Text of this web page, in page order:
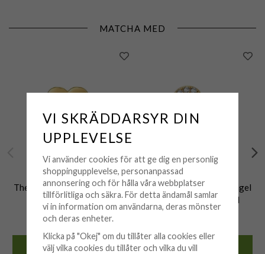
MATCHA MED
THE BOTILDA
The Botilda - Örhänge Singel
Bokstav C Hjärta Guld
149 kr
KÖP
THE BOTILDA
The Botilda - Örhänge Singel
Bokstav C Kontur Guld
KÖP
VI SKRÄDDARSYR DIN
UPPLEVELSE
Vi använder cookies för att ge dig en personlig
shoppingupplevelse, personanpassad
annonsering och för hålla våra webbplatser
tillförlitliga och säkra. För detta ändamål samlar
vi in information om användarna, deras mönster
och deras enheter.
Klicka på "Okej" om du tillåter alla cookies eller
välj vilka cookies du tillåter och vilka du vill